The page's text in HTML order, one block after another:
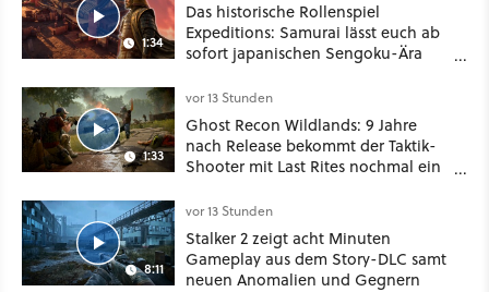
1:34
Das historische Rollenspiel
Expeditions: Samurai lässt euch ab
sofort japanischen Sengoku-Ära
oder Diplomatie
1:33
vor 13 Stunden
Ghost Recon Wildlands: 9 Jahre
nach Release bekommt der Taktik-
Shooter mit Last Rites nochmal ein
8:11
vor 13 Stunden
Stalker 2 zeigt acht Minuten
Gameplay aus dem Story-DLC samt
neuen Anomalien und Gegnern